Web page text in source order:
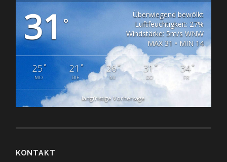
31°
Überwiegend bewölkt
Luftfeuchtigkeit: 27%
Windstärke: 5m/s WNW
MAX 31 • MIN 14
25°
MO
21 °
DIE
26°
MI
31°
DO
34°
FR
langfristige Vorhersage
KONTAKT